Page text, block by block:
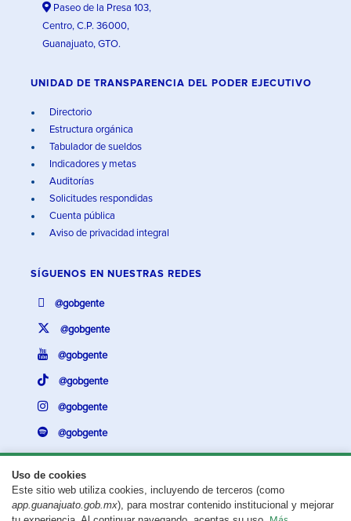
Uso de cookies
Este sitio web utiliza cookies, incluyendo de terceros (como
app.guanajuato.gob.mx), para mostrar contenido institucional y mejorar
Paseo de la Presa 103,
Centro, C.P. 36000,
Guanajuato, GTO.
UNIDAD DE TRANSPARENCIA DEL PODER EJECUTIVO
Directorio
Estructura orgánica
Tabulador de sueldos
Indicadores y metas
Auditorías
Solicitudes respondidas
Cuenta pública
Aviso de privacidad integral
SÍGUENOS EN NUESTRAS REDES
@gobgente
@gobgente
@gobgente
@gobgente
@gobgente
@gobgente
¿Existe algún problema con esta página?Repórtalo aquí.